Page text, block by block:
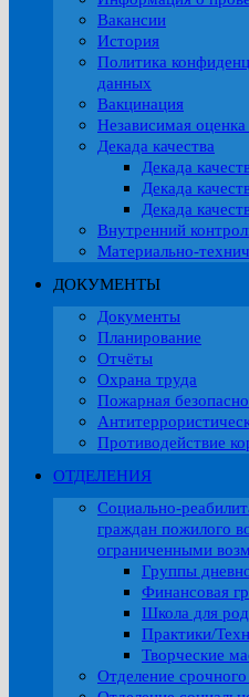
Вакансии
История
Политика
данных
Вакцинация
Независимая оценка
Декада качества
Декада
Декада
Декада
Внутренний
Материально-
ДОКУМЕНТЫ
Документы
Планирование
Отчёты
Охрана труда
Пожарная
Противодействие
ОТДЕЛЕНИЯ
Социально-
граждан пожилого
ограниченными
Группы
Финансовая
Школа для
Практики/
Творческие
Отделение